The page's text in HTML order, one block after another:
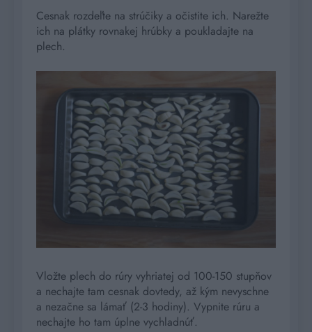
Cesnak rozdeľte na strúčiky a očistite ich. Narežte
ich na plátky rovnakej hrúbky a poukladajte na
plech.
Vložte plech do rúry vyhriatej od 100-150 stupňov
a nechajte tam cesnak dovtedy, až kým nevyschne
a nezačne sa lámať (2-3 hodiny). Vypnite rúru a
nechajte ho tam úplne vychladnúť.